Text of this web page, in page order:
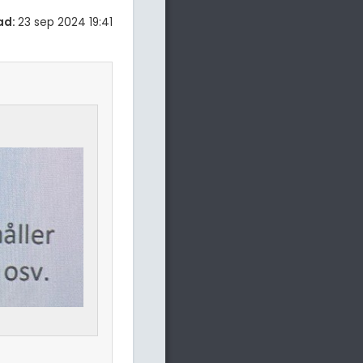
23 sep 2024 19:41